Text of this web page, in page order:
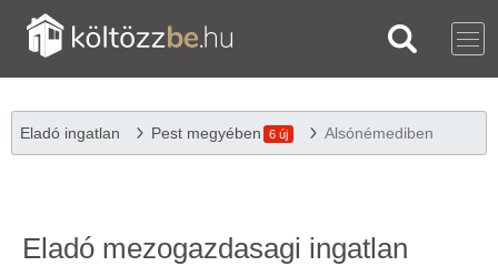
Eladó ingatlan Pest megyében 6 új Alsónémediben
Eladó mezogazdasagi ingatlan